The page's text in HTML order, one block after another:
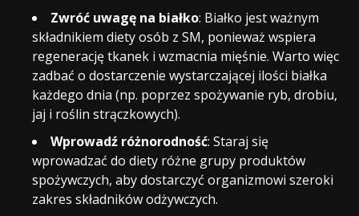
Zwróć uwagę na białko: Białko jest ważnym
składnikiem diety osób z SM, ponieważ wspiera
regenerację tkanek i wzmacnia mięśnie. Warto więc
zadbać o dostarczenie wystarczającej ilości białka
każdego dnia (np. poprzez spożywanie ryb, drobiu,
jaj i roślin strączkowych).
Wprowadź różnorodność: Staraj się
wprowadzać do diety różne grupy produktów
spożywczych, aby dostarczyć organizmowi szeroki
zakres składników odżywczych.